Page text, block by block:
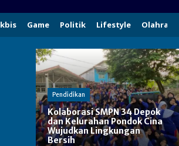
Game Politik Lifestyle Olahraga
Pendidikan
Kolaborasi SMPN 34 Depok
dan Kelurahan Pondok Cina
Wujudkan Lingkungan
Bersih